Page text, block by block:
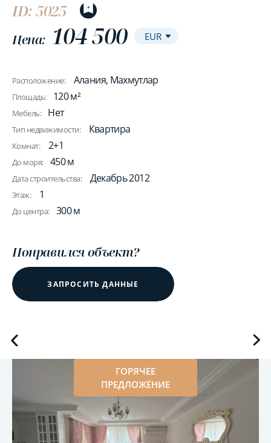
ID: 5025
Цена: 104 500
Расположение: Алания, Махмутлар
Площадь: 120 м²
Мебель: Нет
Тип недвижимости: Квартира
Комнат: 2+1
До моря: 450 м
Дата строительства: Декабрь 2012
Этаж: 1
До центра: 300 м
Понравился объект?
ЗАПРОСИТЬ ДАННЫЕ
ГОРЯЧЕЕ
ПРЕДЛОЖЕНИЕ